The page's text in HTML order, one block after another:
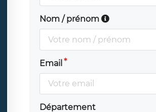
Nom / prénom
Email
Département